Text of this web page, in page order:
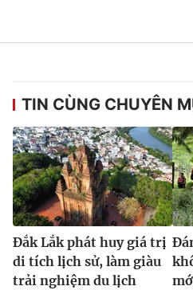
TIN CÙNG CHUYÊN
Đắk Lắk phát huy giá trị
di tích lịch sử, làm giàu
trải nghiệm du lịch